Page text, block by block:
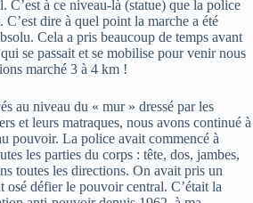
C’est à ce niveau-là (statue) que la police
C’est dire à quel point la marche a été
Cela a pris beaucoup de temps avant
se passait et se mobilise pour venir nous
marché 3 à 4 km !
au niveau du « mur » dressé par les
et leurs matraques, nous avons continué à
pouvoir. La police avait commencé à
les parties du corps : tête, dos, jambes,
toutes les directions. On avait pris un
osé défier le pouvoir central. C’était la